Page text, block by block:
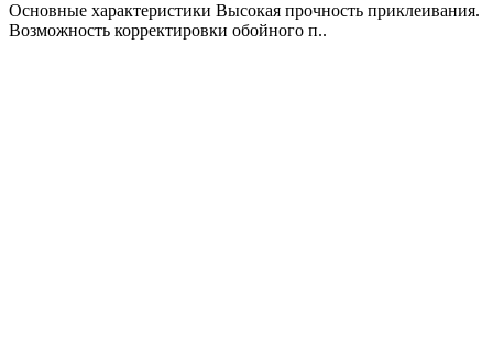
Основные характеристики Высокая прочность приклеивания.
Возможность корректировки обойного п..